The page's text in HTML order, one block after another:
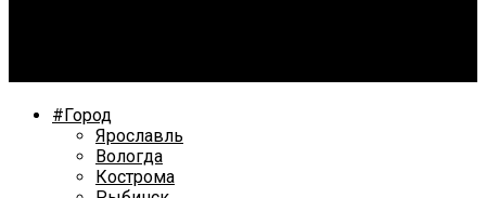
#Город
Ярославль
Вологда
Кострома